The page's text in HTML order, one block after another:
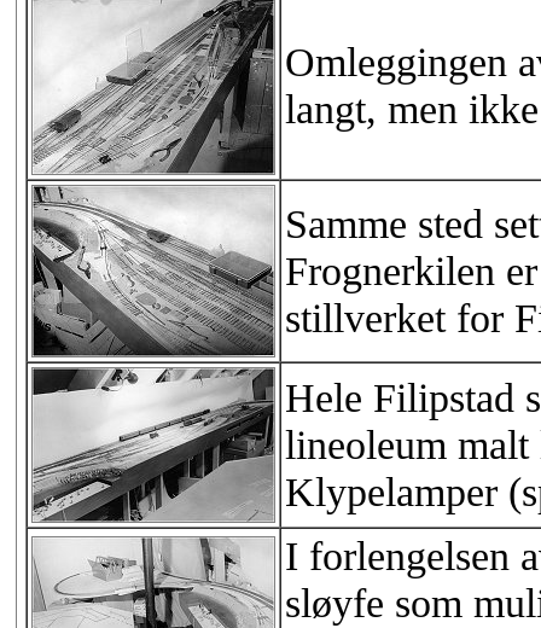
Omleggingen
langt, men
Samme sted
Frognerkilen
stillverket for
Hele Filipstad
lineoleum malt
Klypelamper
I forlengelsen
sløyfe som